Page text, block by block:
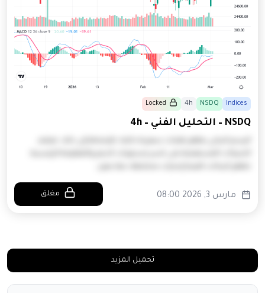
Indices
NSDQ
4h
Locked
NSDQ – التحليل الفني – 4h
مارس 3, 2026 08:00 مغلق
تحميل المزيد